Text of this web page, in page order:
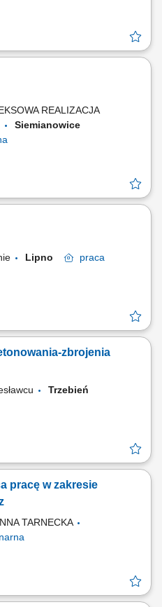
REALIZACJA
Siemianowice
Lipno
praca
zbrojenia
Trzebień
pracę w zakresie
TARNECKA